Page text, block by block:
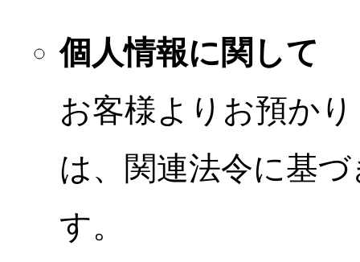
個人情報に関して
お客様よりお預か
は、関連法令に基
す。